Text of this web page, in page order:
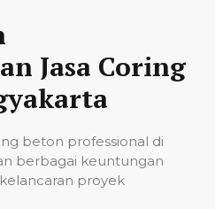
Jasa Coring
beton professional di
berbagai keuntungan
proyek